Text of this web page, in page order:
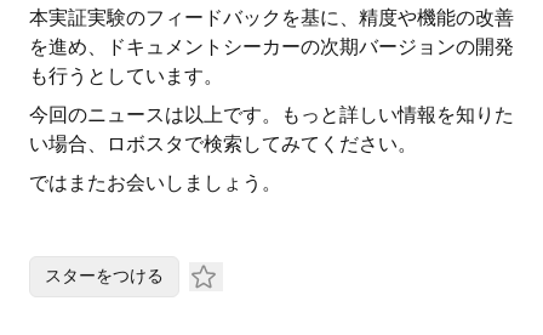
本実証実験のフィードバックを基に、精度や機能の改善
を進め、ドキュメントシーカーの次期バージョンの開発
も行うとしています。
今回のニュースは以上です。もっと詳しい情報を知りた
い場合、ロボスタで検索してみてください。
ではまたお会いしましょう。
スターをつける